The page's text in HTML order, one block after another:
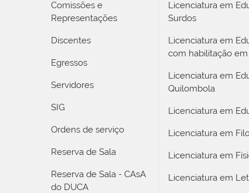
Comissões e
Representações
Discentes
Egressos
Servidores
SIG
Ordens de serviço
Reserva de Sala
Reserva de Sala - CAsA
do DUCA
Licenciatura em
Surdos
Licenciatura em
com habilitação em
Licenciatura em
Quilombola
Licenciatura em
Licenciatura em
Licenciatura em
Licenciatura em